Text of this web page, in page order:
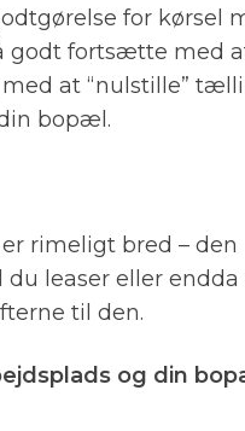
for kørsel
godt fortsætte med
at “nulstille”
bopæl.
rimeligt bred – den
leaser eller endda
til den.
og din